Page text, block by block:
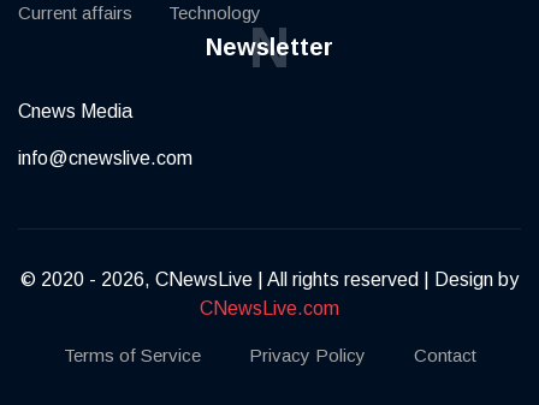
Current affairs
Technology
Newsletter
N
Cnews Media
info@cnewslive.com
© 2020 - 2026, CNewsLive | All rights reserved | Design by
CNewsLive.com
Terms of Service Privacy Policy Contact